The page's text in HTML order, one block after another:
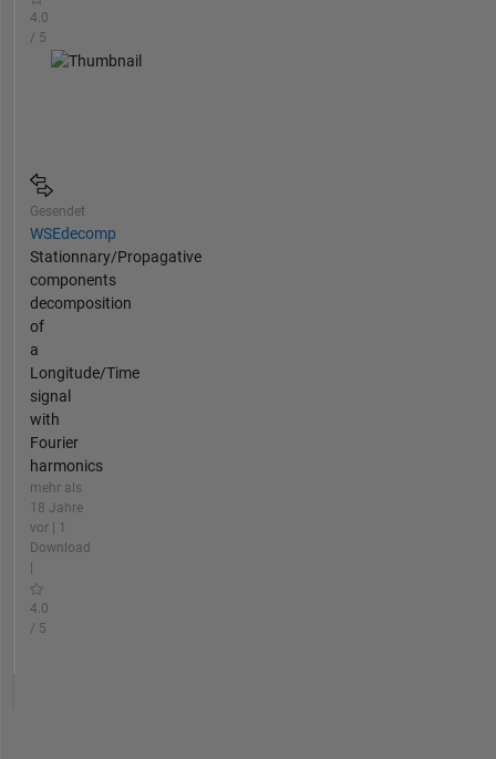
4.0
/ 5
Gesendet
WSEdecomp
Stationnary/Propagative
components
decomposition
of
a
Longitude/Time
signal
with
Fourier
harmonics
mehr als
18 Jahre
vor | 1
Download
4.0
/ 5